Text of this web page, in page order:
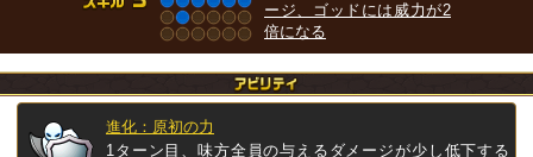
ージ、ゴッドには威力が2
倍になる
進化：原初の力
1ターン目、味方全員の与えるダメージが少し低下する